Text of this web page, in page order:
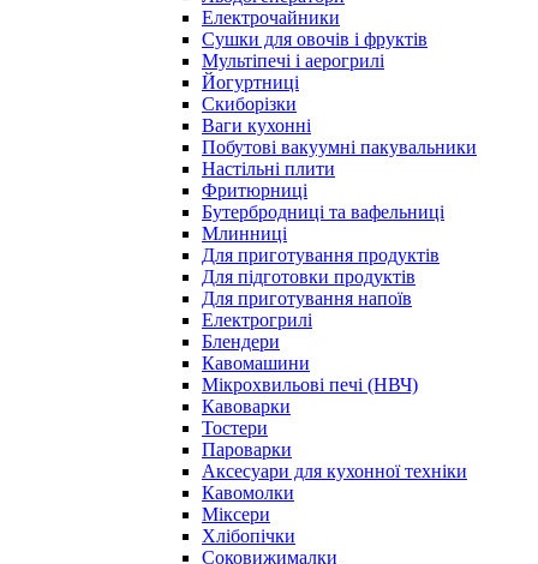
Електрочайники
Сушки для овочів і фруктів
Мультіпечі і аерогрилі
Йогуртниці
Скиборізки
Ваги кухонні
Побутові вакуумні пакувальники
Настільні плити
Фритюрниці
Бутербродниці та вафельниці
Млинниці
Для приготування продуктів
Для підготовки продуктів
Для приготування напоїв
Електрогрилі
Блендери
Кавомашини
Мікрохвильові печі (НВЧ)
Кавоварки
Тостери
Пароварки
Аксесуари для кухонної техніки
Кавомолки
Міксери
Хлібопічки
Соковижималки